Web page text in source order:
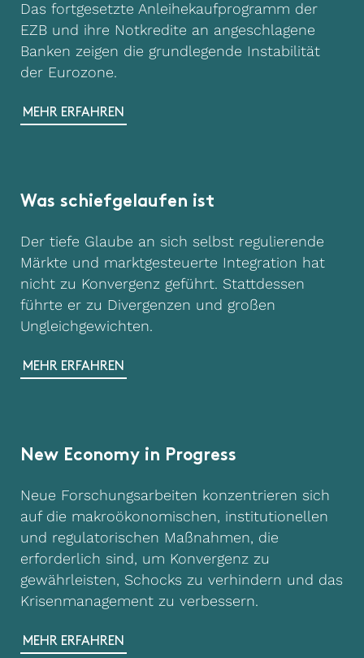
Das fortgesetzte Anleihekaufprogramm der
EZB und ihre Notkredite an angeschlagene
Banken zeigen die grundlegende Instabilität
der Eurozone.
MEHR ERFAHREN
Was schiefgelaufen ist
Der tiefe Glaube an sich selbst regulierende
Märkte und marktgesteuerte Integration hat
nicht zu Konvergenz geführt. Stattdessen
führte er zu Divergenzen und großen
Ungleichgewichten.
MEHR ERFAHREN
New Economy in Progress
Neue Forschungsarbeiten konzentrieren sich
auf die makroökonomischen, institutionellen
und regulatorischen Maßnahmen, die
erforderlich sind, um Konvergenz zu
gewährleisten, Schocks zu verhindern und das
Krisenmanagement zu verbessern.
MEHR ERFAHREN